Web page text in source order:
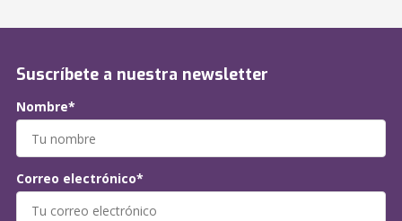
Suscríbete a nuestra newsletter
Nombre*
Correo electrónico*